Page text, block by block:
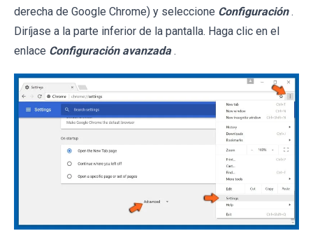
derecha de Google Chrome) y seleccione Configuración .
Diríjase a la parte inferior de la pantalla. Haga clic en el
enlace Configuración avanzada .